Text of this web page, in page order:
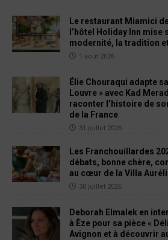
Le restaurant Miamici
l’hôtel Holiday Inn mise
modernité, la tradition
1 août 2026
Élie Chouraqui adapte
Louvre » avec Kad
raconter l’histoire de
de la France
31 juillet 2026
Les Franchouillardes
débats, bonne chère,
au cœur de la Villa
30 juillet 2026
Deborah Elmalek en
à Èze pour sa pièce «
Avignon et à découvrir